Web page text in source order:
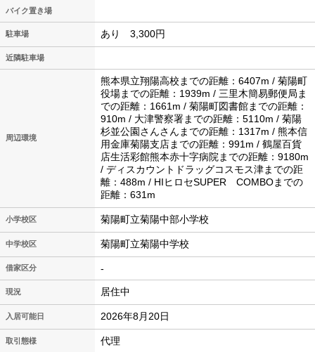
バイク置き場
駐車場 あり 3,300円
近隣駐車場
周辺環境
熊本県立翔陽高校までの距離：6407m / 菊陽町
役場までの距離：1939m / 三里木簡易郵便局ま
での距離：1661m / 菊陽町図書館までの距離：
910m / 大津警察署までの距離：5110m / 菊陽
杉並公園さんさんまでの距離：1317m / 熊本信
用金庫菊陽支店までの距離：991m / 鶴屋百貨
店生活彩館熊本赤十字病院までの距離：9180m
/ ディスカウントドラッグコスモス津までの距
離：488m / HIヒロセSUPER COMBOまでの
距離：631m
小学校区 菊陽町立菊陽中部小学校
中学校区 菊陽町立菊陽中学校
借家区分 -
現況 居住中
入居可能日 2026年8月20日
取引態様 代理